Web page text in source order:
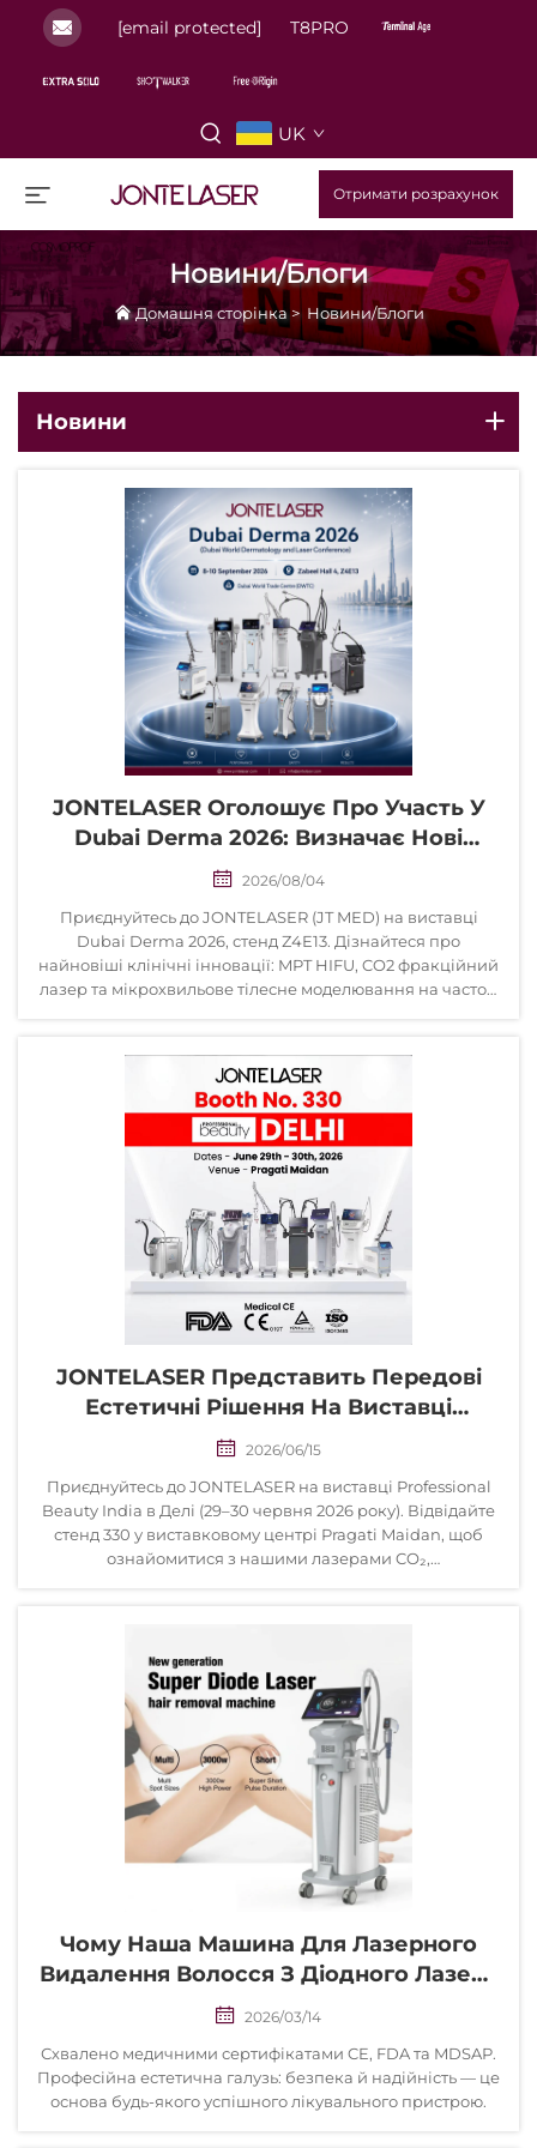
[email protected] T8PRO
UK
Отримати розрахунок
Новини/Блоги
Домашня сторінка> Новини/Блоги
Новини
JONTELASER Оголошує Про Участь У
Dubai Derma 2026: Визначає Нові
Стандарти Естетичної Медицини На
2026/08/04
Приєднуйтесь до JONTELASER (JT MED) на виставці
Dubai Derma 2026, стенд Z4E13. Дізнайтеся про
найновіші клінічні інновації: MPT HIFU, CO2 фракційний
лазер та мікрохвильове тілесне моделювання на частоті
клінічних результатів.
JONTELASER Представить Передові
Естетичні Рішення На Виставці
Professional Beauty India — Делі 2026 |
Стенд 330
2026/06/15
Приєднуйтесь до JONTELASER на виставці Professional
Beauty India в Делі (29–30 червня 2026 року). Відвідайте
стенд 330 у виставковому центрі Pragati Maidan, щоб
ознайомитися з нашими лазерами CO₂,
Чому Наша Машина Для Лазерного
Видалення Волосся З Діодного Лазера
808 Нм Відповідає Всім Сертифікатам
Безпеки.
2026/03/14
Схвалено медичними сертифікатами CE, FDA та MDSAP.
Професійна естетична галузь: безпека й надійність — це
основа будь-якого успішного лікувального пристрою.